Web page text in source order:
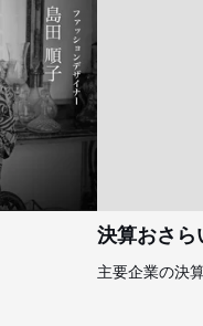
決算おさら
主要企業の決